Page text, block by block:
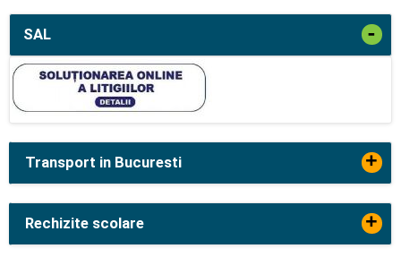
SAL -
Transport in Bucuresti +
Rechizite scolare +